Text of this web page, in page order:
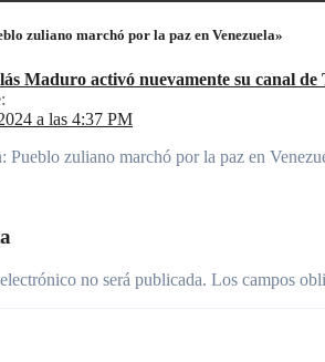
zuliano marchó por la paz en Venezuela»
Maduro activó nuevamente su canal
a las 4:37 PM
zuliano marchó por la paz en
no será publicada. Los campos